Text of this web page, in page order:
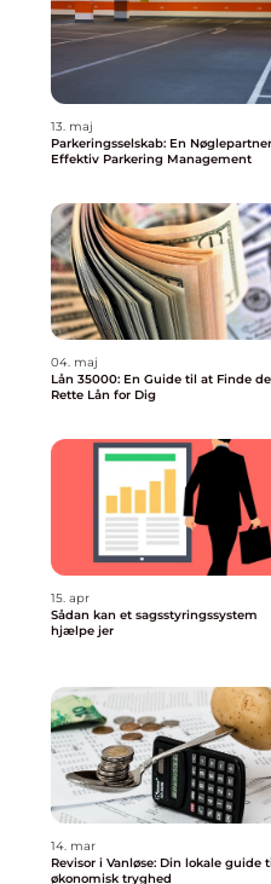
13. maj
Parkeringsselskab: En
Effektiv Parkering Management
04. maj
Lån 35000: En Guide til at Finde
Rette Lån for Dig
15. apr
Sådan kan et sagsstyringssystem
hjælpe jer
14. mar
Revisor i Vanløse: Din lokale guide
økonomisk tryghed